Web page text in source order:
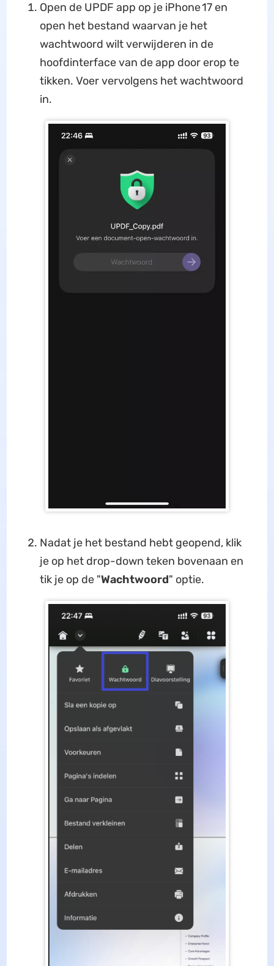
Open de UPDF app op je iPhone 17 en
open het bestand waarvan je het
wachtwoord wilt verwijderen in de
hoofdinterface van de app door erop te
tikken. Voer vervolgens het wachtwoord
in.
Nadat je het bestand hebt geopend, klik
je op het drop-down teken bovenaan en
tik je op de "Wachtwoord" optie.